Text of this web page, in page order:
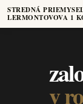
STREDNÁ
LERMONTOVOVA 1
v